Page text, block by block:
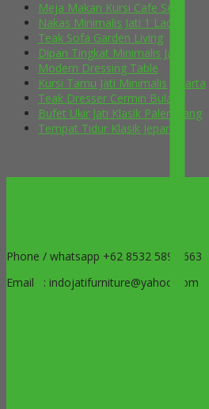
Meja Makan Kursi Cafe Selly
Nakas Minimalis Jati 1 Laci
Teak Sofa Garden Living
Dipan Tingkat Minimalis Jati
Modern Dressing Table
Kursi Tamu Jati Minimalis Jakarta
Teak Dresser Cermin Bulat
Bufet Ukir Jati Klasik Palembang
Tempat Tidur Klasik Jepara
SIDEBAR
Phone / whatsapp +62 8532 5899 663
Email : indojatifurniture@yahoo.com